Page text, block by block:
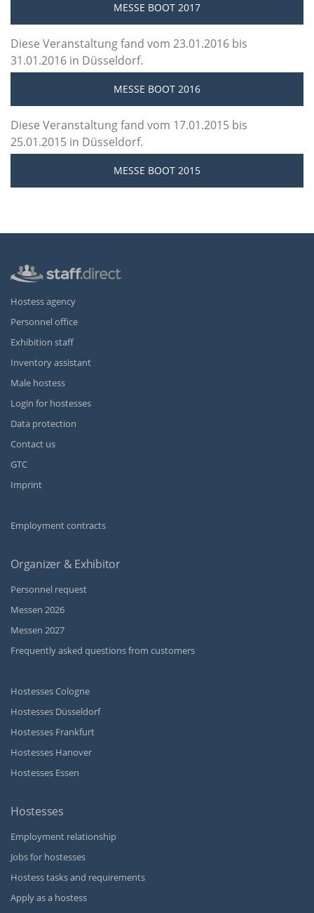
MESSE BOOT 2017
Diese Veranstaltung fand vom 23.01.2016 bis
31.01.2016 in Düsseldorf.
MESSE BOOT 2016
Diese Veranstaltung fand vom 17.01.2015 bis
25.01.2015 in Düsseldorf.
MESSE BOOT 2015
Hostess agency
Personnel office
Exhibition staff
Inventory assistant
Male hostess
Login for hostesses
Data protection
Contact us
GTC
Imprint
Employment contracts
Organizer & Exhibitor
Personnel request
Messen 2026
Messen 2027
Frequently asked questions from customers
Hostesses Cologne
Hostesses Düsseldorf
Hostesses Frankfurt
Hostesses Hanover
Hostesses Essen
Hostesses
Employment relationship
Jobs for hostesses
Hostess tasks and requirements
Apply as a hostess